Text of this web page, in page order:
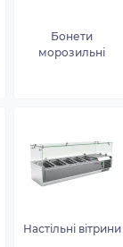
Бонети
морозильні
Настільні вітрини